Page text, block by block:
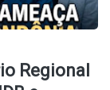
Regional